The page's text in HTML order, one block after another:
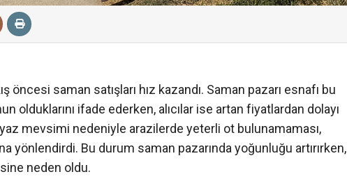
öncesi saman satışları hız kazandı. Saman pazarı esnafı bu
olduklarını ifade ederken, alıcılar ise artan fiyatlardan dolayı
mevsimi nedeniyle arazilerde yeterli ot bulunamaması,
yönlendirdi. Bu durum saman pazarında yoğunluğu artırırken,
neden oldu.